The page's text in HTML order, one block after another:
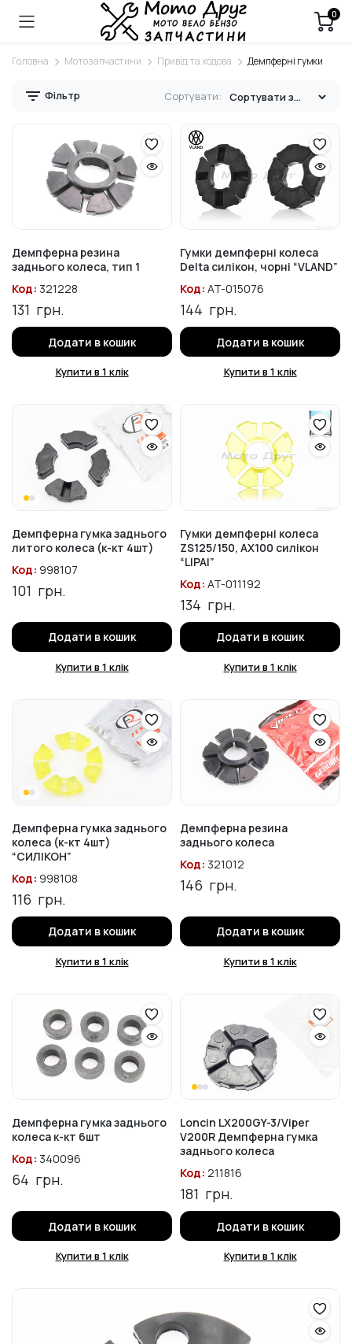
0
Головна Мотозапчастини Привід та ходова Демпферні гумки
Фільтр Сортувати:
Демпферна резина
заднього колеса, тип 1
Код: 321228
131 грн.
Додати в кошик
Купити в 1 клік
Гумки демпферні колеса
Delta силікон, чорні “VLAND”
Код: AT-015076
144 грн.
Додати в кошик
Купити в 1 клік
Демпферна гумка заднього
литого колеса (к-кт 4шт)
Код: 998107
101 грн.
Додати в кошик
Купити в 1 клік
Гумки демпферні колеса
ZS125/150, AX100 силікон
“LIPAI”
Код: AT-011192
134 грн.
Додати в кошик
Купити в 1 клік
Демпферна гумка заднього
колеса (к-кт 4шт)
“СИЛІКОН”
Код: 998108
116 грн.
Додати в кошик
Купити в 1 клік
Демпферна резина
заднього колеса
Код: 321012
146 грн.
Додати в кошик
Купити в 1 клік
Демпферна гумка заднього
колеса к-кт 6шт
Код: 340096
64 грн.
Додати в кошик
Купити в 1 клік
Loncin LX200GY-3/Viper
V200R Демпферна гумка
заднього колеса
Код: 211816
181 грн.
Додати в кошик
Купити в 1 клік